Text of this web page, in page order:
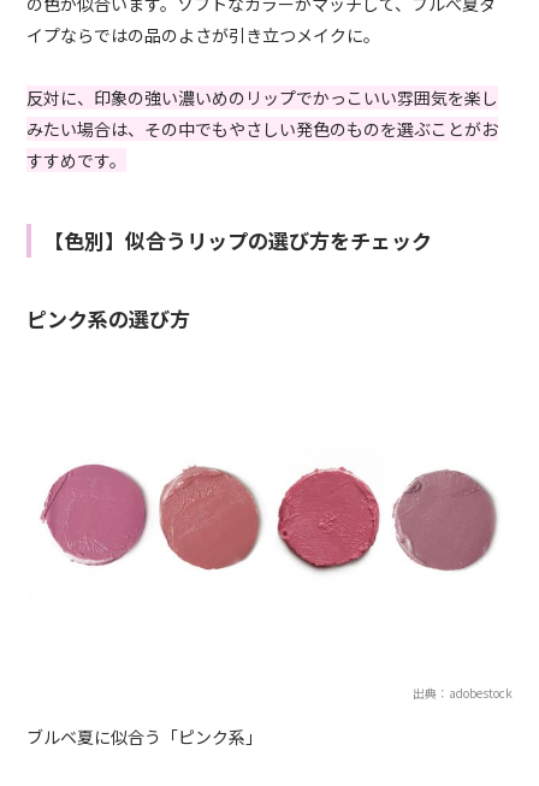
イプならではの品のよさが引き立つメイクに。
反対に、印象の強い濃いめのリップでかっこいい雰囲気を楽し
みたい場合は、その中でもやさしい発色のものを選ぶことがお
すすめです。
【色別】似合うリップの選び方をチェック
ピンク系の選び方
出典：adobestock
ブルベ夏に似合う「ピンク系」